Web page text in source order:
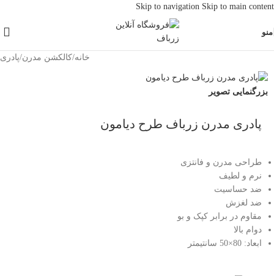
Skip to navigation Skip to main content
منو
خانه/کالکشن مدرن/پادری
بزرگنمایی تصویر
پادری مدرن زرباف طرح دیامون
طراحی مدرن و فانتزی
نرم و لطیف
ضد حساسیت
ضد لغزش
مقاوم در برابر کپک و بو
دوام بالا
ابعاد: 80×50 سانتیمتر